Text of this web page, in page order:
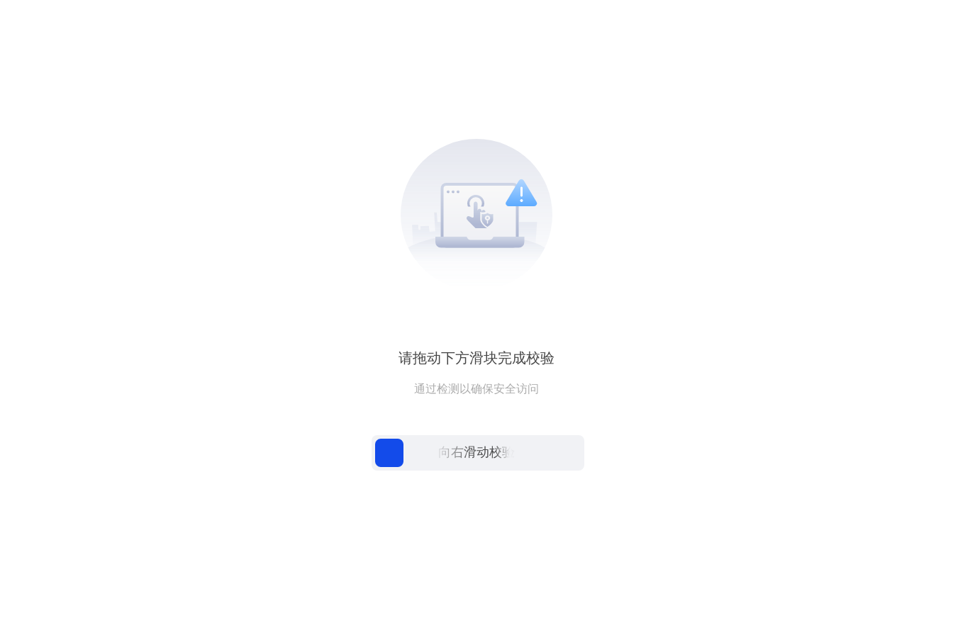
请拖动下方滑块完成校验
通过检测以确保安全访问